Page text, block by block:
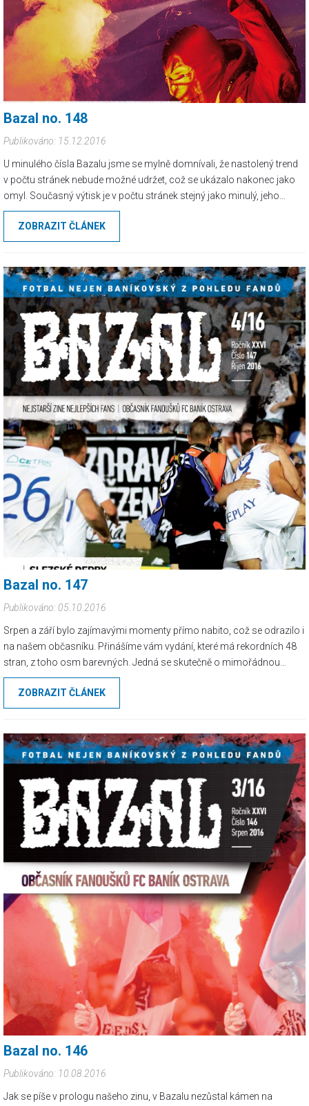
Bazal no. 148
Publikováno: 15.12.2016
U minulého čísla Bazalu jsme se mylně domnívali, že nastolený trend
v počtu stránek nebude možné udržet, což se ukázalo nakonec jako
omyl. Současný výtisk je v počtu stránek stejný jako minulý, jeho
obsah se tedy opět rozkládá na 48 stránkách, z čehož je osm
plnobarevných...
ZOBRAZIT ČLÁNEK
Bazal no. 147
Publikováno: 05.10.2016
Srpen a září bylo zajímavými momenty přímo nabito, což se odrazilo i
na našem občasníku. Přinášíme vám vydání, které má rekordních 48
stran, z toho osm barevných. Jedná se skutečně o mimořádnou
událost způsobenou jak aktivitou pisatelů, tak množstvím silného
materiálu. Příště bude Bazal určitě opět o několik stránek tenčí. Prim
v tomto čísle hraje slezské derby, kterému je věnováno 11 stránek.
Dále se můžete dočíst jak pětice Chacharů absolvovala během šesti
dnů čtveřici výjezdů nebo na report z tradičního rodinného výjezdu...
ZOBRAZIT ČLÁNEK
Bazal no. 146
Publikováno: 10.08.2016
Jak se píše v prologu našeho zinu, v Bazalu nezůstal kámen na